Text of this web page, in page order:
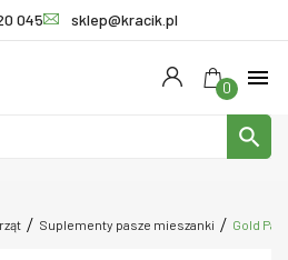
045 sklep@kracik.pl
0 menu
search
Suplementy pasze mieszanki Gold